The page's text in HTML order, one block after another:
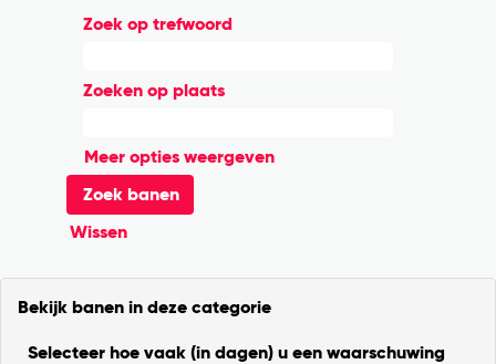
Zoek op trefwoord
Zoeken op plaats
Meer opties weergeven
Wissen
Bekijk banen in deze categorie
Selecteer hoe vaak (in dagen) u een waarschuwing